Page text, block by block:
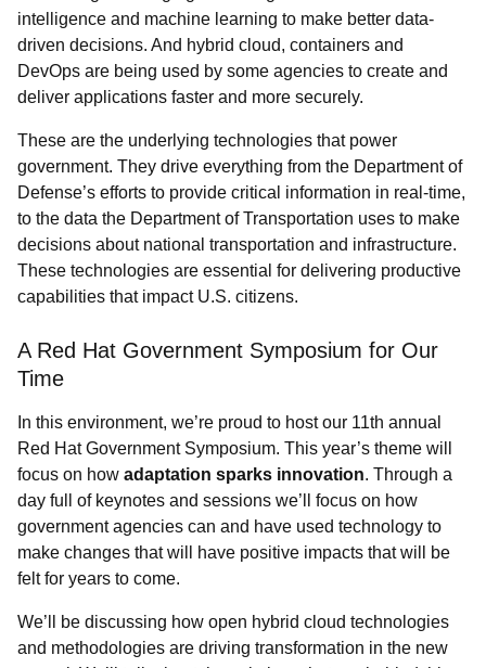
intelligence and machine learning to make better data-
driven decisions. And hybrid cloud, containers and
DevOps are being used by some agencies to create and
deliver applications faster and more securely.
These are the underlying technologies that power
government. They drive everything from the Department of
Defense’s efforts to provide critical information in real-time,
to the data the Department of Transportation uses to make
decisions about national transportation and infrastructure.
These technologies are essential for delivering productive
capabilities that impact U.S. citizens.
A Red Hat Government Symposium for Our
Time
In this environment, we’re proud to host our 11th annual
Red Hat Government Symposium. This year’s theme will
focus on how adaptation sparks innovation. Through a
day full of keynotes and sessions we’ll focus on how
government agencies can and have used technology to
make changes that will have positive impacts that will be
felt for years to come.
We’ll be discussing how open hybrid cloud technologies
and methodologies are driving transformation in the new